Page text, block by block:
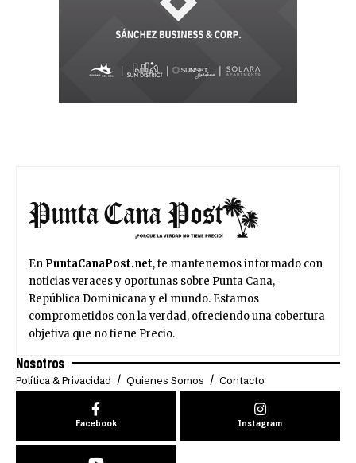
En PuntaCanaPost.net, te mantenemos informado con
noticias veraces y oportunas sobre Punta Cana,
República Dominicana y el mundo. Estamos
comprometidos con la verdad, ofreciendo una cobertura
objetiva que no tiene Precio.
Nosotros
Política & Privacidad Quienes Somos Contacto
Facebook Instagram